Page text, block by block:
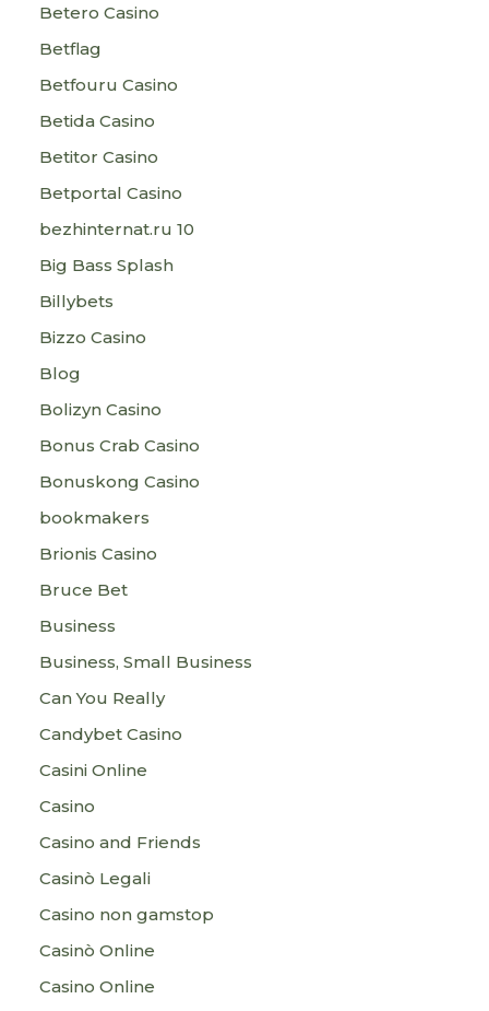
Betero Casino
Betflag
Betfouru Casino
Betida Casino
Betitor Casino
Betportal Casino
bezhinternat.ru 10
Big Bass Splash
Billybets
Bizzo Casino
Blog
Bolizyn Casino
Bonus Crab Casino
Bonuskong Casino
bookmakers
Brionis Casino
Bruce Bet
Business
Business, Small Business
Can You Really
Candybet Casino
Casini Online
Casino
Casino and Friends
Casinò Legali
Casino non gamstop
Casinò Online
Casino Online